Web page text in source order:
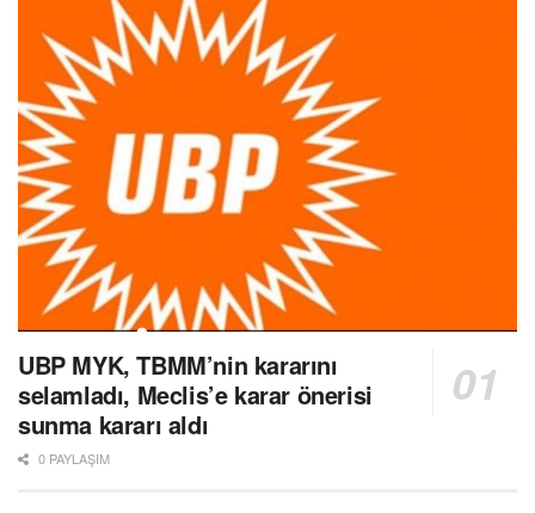
UBP MYK, TBMM’nin kararını
selamladı, Meclis’e karar önerisi
sunma kararı aldı
0 PAYLAŞIM